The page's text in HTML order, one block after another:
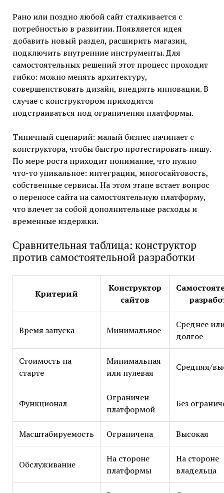
Рано или поздно любой сайт сталкивается с
потребностью в развитии. Появляется идея
добавить новый раздел, расширить магазин,
подключить внутренние инструменты. Для
самостоятельных решений этот процесс проходит
гибко: можно менять архитектуру,
совершенствовать дизайн, внедрять инновации. В
случае с конструктором приходится
подстраиваться под ограничения платформы.
Типичный сценарий: малый бизнес начинает с
конструктора, чтобы быстро протестировать нишу.
По мере роста приходит понимание, что нужно
что-то уникальное: интеграции, многосайтовость,
собственные сервисы. На этом этапе встает вопрос
о переносе сайта на самостоятельную платформу,
что влечет за собой дополнительные расходы и
временные издержки.
Сравнительная таблица: конструктор
против самостоятельной разработки
Критерий
Конструктор
сайтов
Время запуска Минимальное
Среднее
долгое
Стоимость на
старте
Минимальная
или нулевая
Средняя/
Функционал
Ограничен
платформой
Без
Масштабируемость Ограничена Высокая
Обслуживание
На стороне
платформы
На стороне
владельца